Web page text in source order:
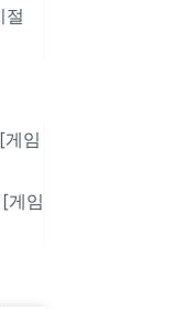
절
게임
게임